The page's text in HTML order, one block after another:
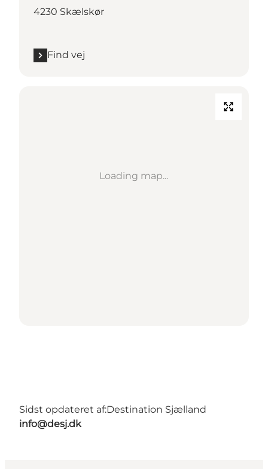
4230 Skælskør
Find vej
Loading map...
Sidst opdateret af:Destination Sjælland
info@desj.dk